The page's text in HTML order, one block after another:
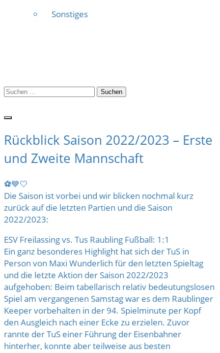
Sonstiges
Suchen
Rückblick Saison 2022/2023 – Erste
und Zweite Mannschaft
⚽️💙🤍
Die Saison ist vorbei und wir blicken nochmal kurz
zurück auf die letzten Partien und die Saison
2022/2023:
ESV Freilassingvs. Tus Raubling Fußball: 1:1
Ein ganz besonderes Highlight hat sich der TuS in
Person von Maxi Wunderlich für den letzten Spieltag
und die letzte Aktion der Saison 2022/2023
aufgehoben: Beim tabellarisch relativ bedeutungslosen
Spiel am vergangenen Samstag war es dem Raublinger
Keeper vorbehalten in der 94. Spielminute per Kopf
den Ausgleich nach einer Ecke zu erzielen. Zuvor
rannte der TuS einer Führung der Eisenbahner
hinterher, konnte aber teilweise aus besten